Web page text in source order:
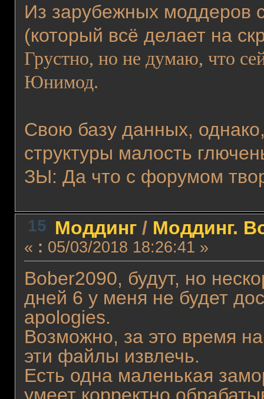
Из зарубежных моддеров
(который всё делает на
Грустно, но не думаю, что
Юнимод.
Свою базу данных,
структуры малость
ЗЫ: Да что с форумом
15 Моддинг/ Моддинг.
« : 05/03/2018 18:26:41 »
Bober2090, будут, но
дней 6 у меня не будет
apologies.
Возможно, за это время
эти файлы извлечь.
Есть одна маленькая